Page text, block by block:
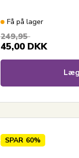
Få på lager
249,95
45,00 DKK
SPAR 60%